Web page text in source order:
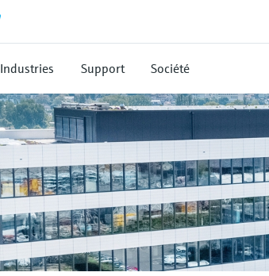
Industries Support Société